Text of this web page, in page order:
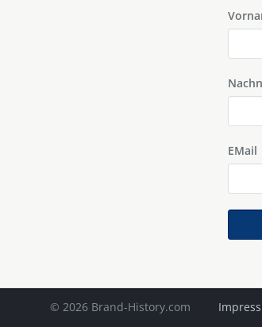
EMail
© 2026 Brand-History.com